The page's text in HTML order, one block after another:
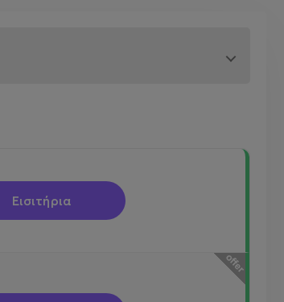
Εισιτήρια